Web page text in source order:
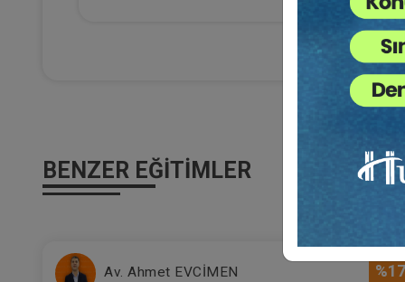
22
BENZER EĞITIMLER
%17
Av. Ahmet EVCİMEN